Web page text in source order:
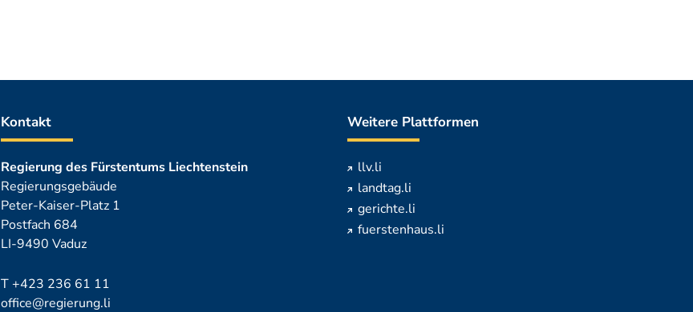
Kontakt
Regierung des Fürstentums Liechtenstein
Regierungsgebäude
Peter-Kaiser-Platz 1
Postfach 684
LI-9490 Vaduz
T+423 236 61 11
office@regierung.li
Weitere Plattformen
llv.li
landtag.li
gerichte.li
fuerstenhaus.li